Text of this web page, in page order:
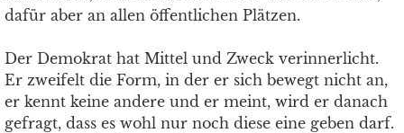
dafür aber an allen öffentlichen Plätzen.
Der Demokrat hat Mittel und Zweck verinnerlicht.
Er zweifelt die Form, in der er sich bewegt nicht an,
er kennt keine andere und er meint, wird er danach
gefragt, dass es wohl nur noch diese eine geben darf.